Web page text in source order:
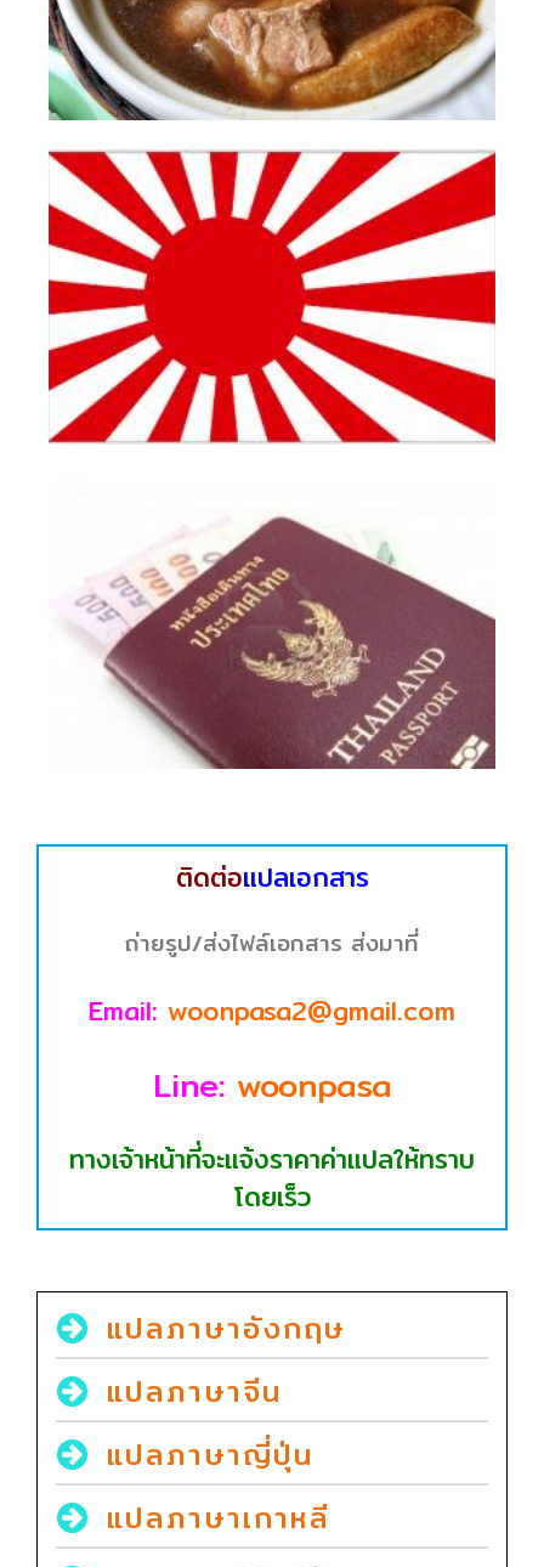
ติดต่อแปลเอกสาร
ถ่ายรูป/ส่งไฟล์เอกสาร ส่งมาที่
Email: woonpasa2@gmail.com
Line: woonpasa
ทางเจ้าหน้าที่จะแจ้งราคาค่าแปลให้ทราบ
โดยเร็ว
แปลภาษาอังกฤษ
แปลภาษาจีน
แปลภาษาญี่ปุ่น
แปลภาษาเกาหลี